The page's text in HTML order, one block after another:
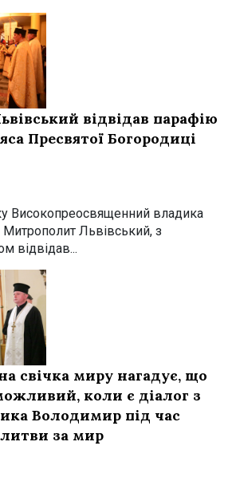
відвідав парафію
Пресвятої Богородиці
Високопреосвященний владика
Митрополит Львівський, з
відвідав...
свічка миру нагадує, що
коли є діалог з
Володимир під час
за мир